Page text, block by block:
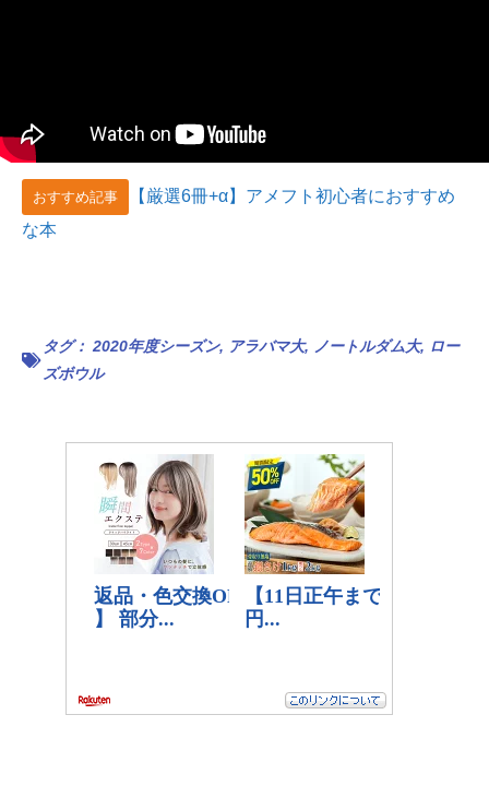
おすすめ記事
【厳選6冊+α】アメフト初心者におすすめ
な本
タグ： 2020年度シーズン, アラバマ大, ノートルダム大, ロー
ズボウル